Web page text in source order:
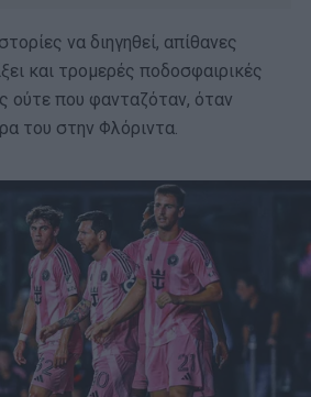
να διηγηθεί, απίθανες
και τρομερές ποδοσφαιρικές
ούτε που φανταζόταν, όταν
του στην Φλόριντα.